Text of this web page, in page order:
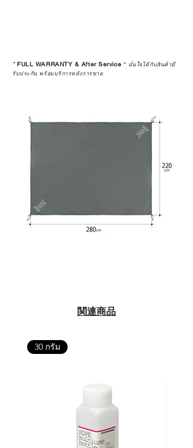
*FULL WARRANTY & After Service * มั่นใจได้กับสินค้ามี
รับประกัน พร้อมบริการหลังการขาย
関連商品
30 กรัม